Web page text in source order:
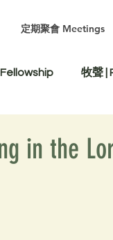
定期聚會 Meetings
Fellowship 牧聲 |
in the